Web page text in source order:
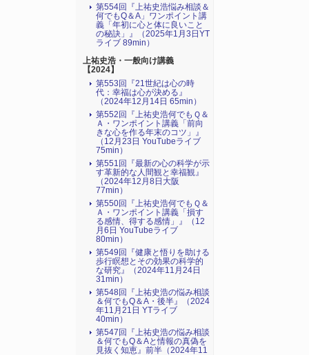
第554回『上祐史浩悩み相談＆
何でもQ＆A」ワンポイント講
義「年初に心と体に良いこと
の秘訣」』（2025年1月3日YT
ライブ 89min）
上祐史浩・一般向け講義
【2024】
第553回『21世紀は心の時
代：幸福は心が決める』
（2024年12月14日 65min）
第552回『上祐史浩何でもＱ＆
Ａ・ワンポイント講義「前向
きな心を作る年末のコツ」』
（12月23日 YouTubeライブ
75min）
第551回『最新の心の科学が示
す革新的な人間観と幸福観』
（2024年12月8日大阪
77min）
第550回『上祐史浩何でもＱ＆
Ａ・ワンポイント講義「損す
る感情、得する感情」』（12
月6日 YouTubeライブ
80min）
第549回『健康と悟りを助ける
歩行瞑想とその効果の科学的
な研究』（2024年11月24日
31min）
第548回『上祐史浩の悩み相談
＆何でもQ＆A・後半』（2024
年11月21日 YTライブ
40min）
第547回『上祐史浩の悩み相談
＆何でもQ＆Aと情報の真偽を
見抜く知恵』前半（2024年11